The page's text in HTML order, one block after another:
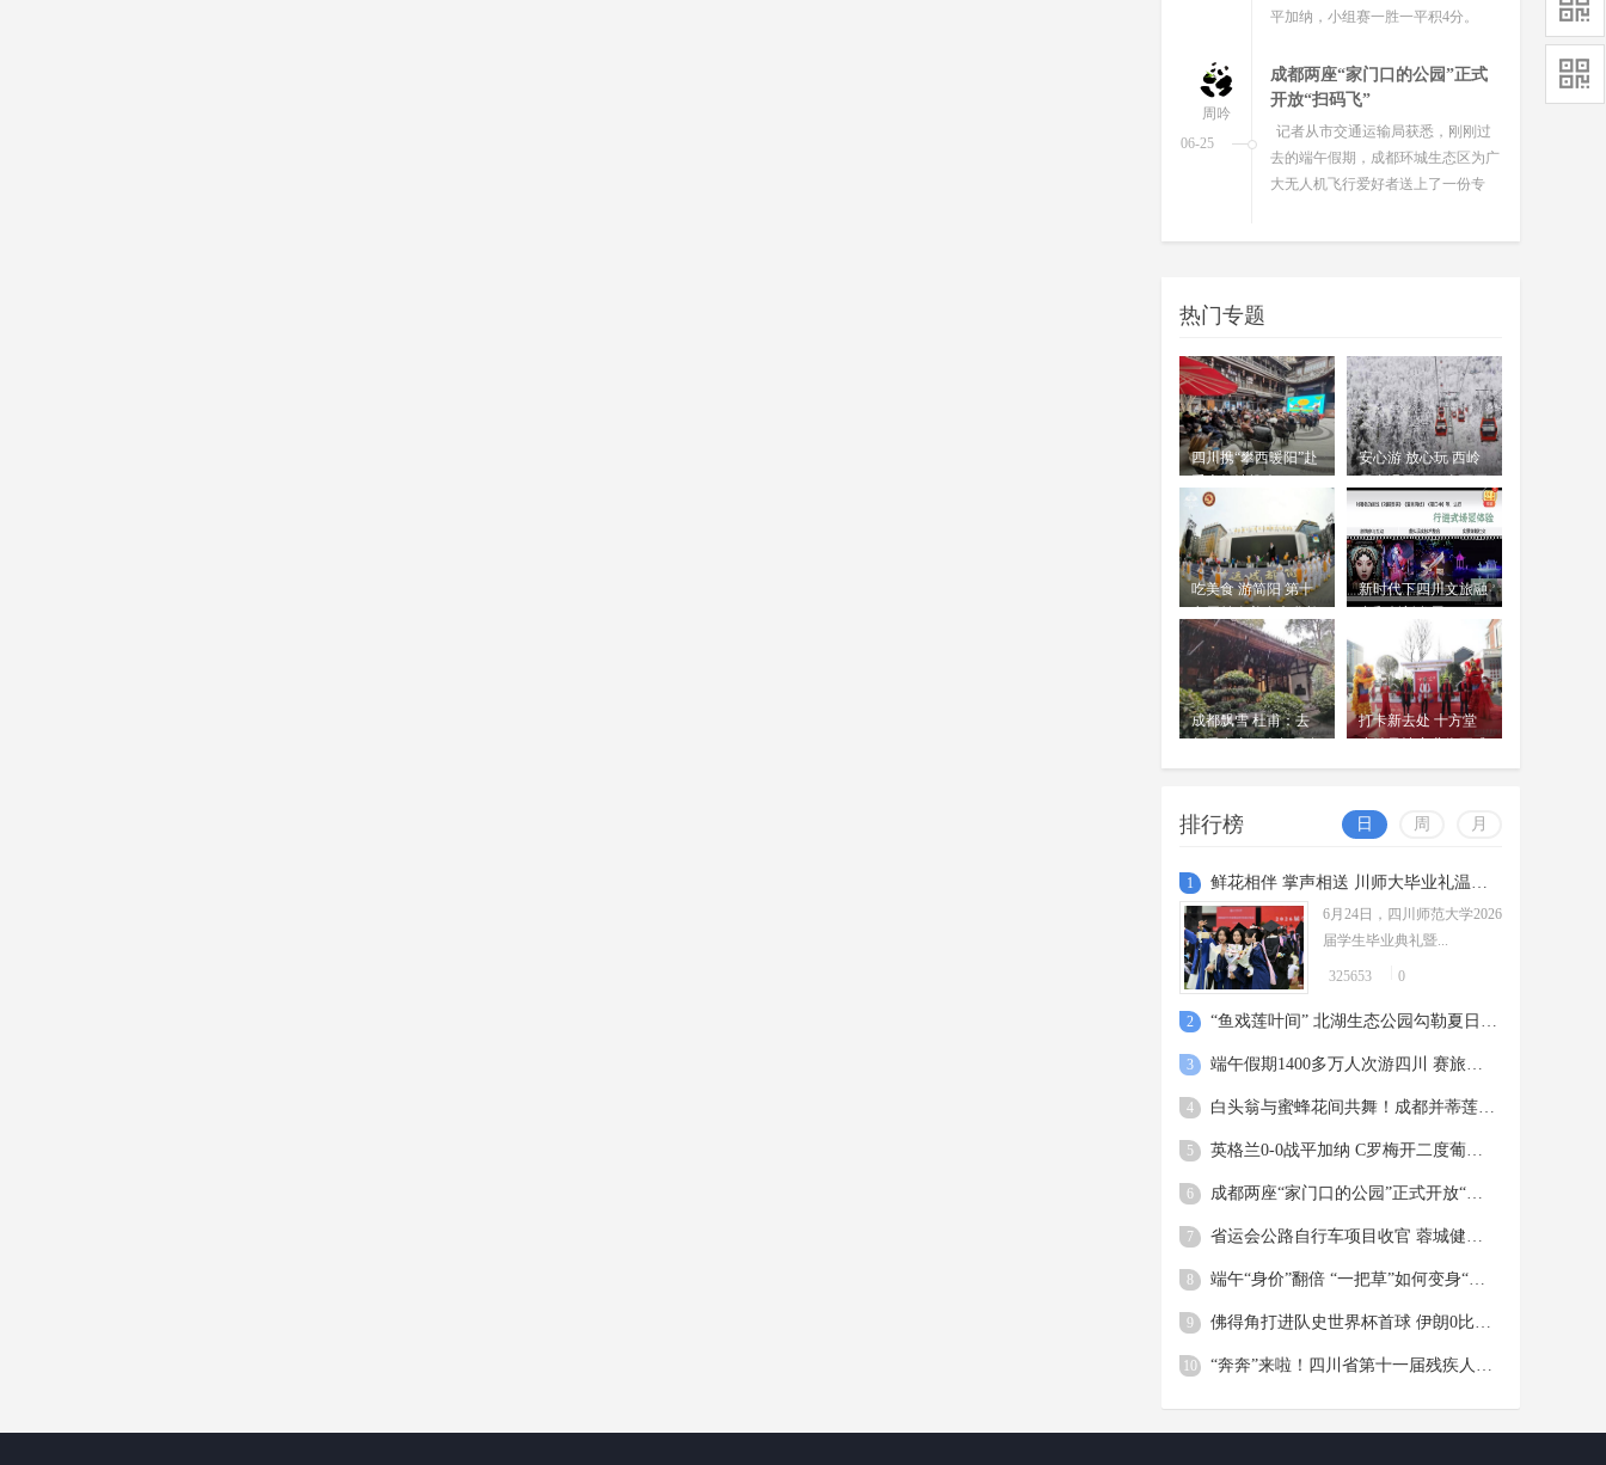
平加纳，小组赛一胜一平积4分。
06-25
周吟
成都两座“家门口的公园”正式
开放“扫码飞”
记者从市交通运输局获悉，刚刚过
去的端午假期，成都环城生态区为广
大无人机飞行爱好者送上了一份专
06-24
省运会公路自行车项目收官 蓉
赛事在自贡卧龙湖公园圆满收...
06-23
周吟
佛得角打进队史世界杯首球 伊
朗0比0逼平10人比利时 西班牙4
比0沙特，18岁亚马尔首球
北京时间6月22日上午，世界杯小组
赛H组第二轮，佛得角队迎战乌拉圭
队。
06-23
周吟
“奔奔”来啦！四川省第十一届
残疾人运动会暨第六届特殊奥
林匹克运动会标志标识正式发
布
四川省第十一届残疾人运动会暨第
六届特殊奥林匹克运动会将于2026年
9月在广安、内江、宜宾举办。
06-23
雨过天晴 绝美画卷 成都再
现“窗含西岭千秋雪”
成都迎来了久违的“水晶天”，不仅市
更在遥远的天际线与连绵的群山...
热门专题
四川携“攀西暖阳”赴
安心游 放心玩 西岭
放
吃美食 游简阳 第十
游季今日开幕
新时代下四川文旅融
成都飘雪 杜甫：去
地
打卡新去处 十方堂
开放
排行榜 日 周 月
1 鲜花相伴 掌声相送 川师大毕业礼温暖启程
6月24日，四川师范大学2026
届学生毕业典礼暨...
325653 0
2 “鱼戏莲叶间” 北湖生态公园勾勒夏日美景
3 端午假期1400多万人次游四川 赛旅融合成时尚 青春旅途是亮点
4 白头翁与蜜蜂花间共舞！成都并蒂莲含苞待放惹人怜爱
5 英格兰0-0战平加纳 C罗梅开二度葡萄牙5球大胜
6 成都两座“家门口的公园”正式开放“扫码飞”
7 省运会公路自行车项目收官 蓉城健儿斩获两金两铜
8 端午“身价”翻倍 “一把草”如何变身“国潮花束”？
9 佛得角打进队史世界杯首球 伊朗0比0逼平10人比利时 西班牙4比0沙特，18岁亚马尔首球
10 “奔奔”来啦！四川省第十一届残疾人运动会暨第六届特殊奥林匹克运动会标志标识正式发布